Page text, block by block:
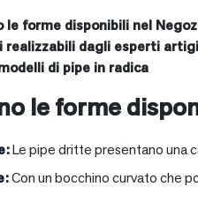
le forme disponibili nel
realizzabili dagli esperti
di pipe in radica
le forme
:Le pipe dritte presentano una
:Con un bocchino curvato che